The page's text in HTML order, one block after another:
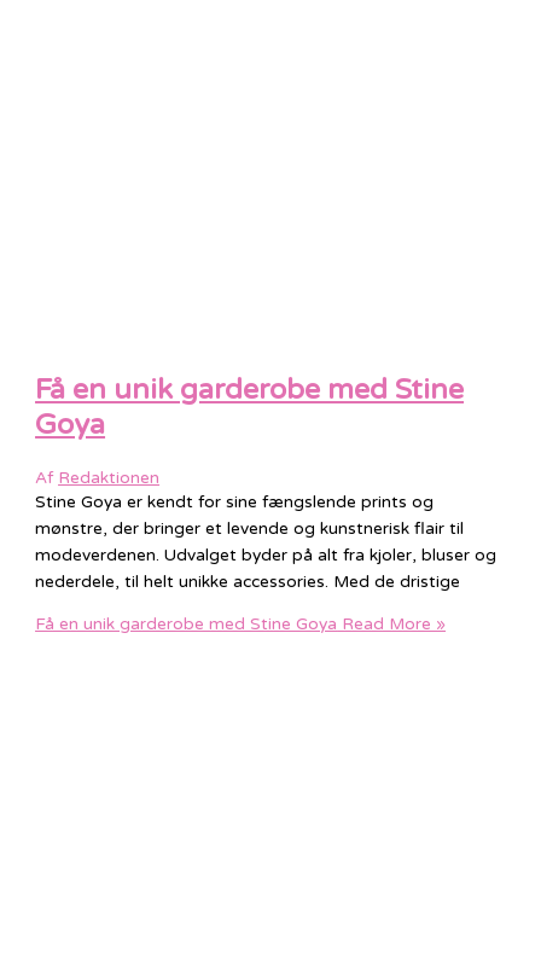
Få en unik garderobe med Stine
Goya
Af Redaktionen
Stine Goya er kendt for sine fængslende prints og
mønstre, der bringer et levende og kunstnerisk flair til
modeverdenen. Udvalget byder på alt fra kjoler, bluser og
nederdele, til helt unikke accessories. Med de dristige
Få en unik garderobe med Stine Goya Read More »